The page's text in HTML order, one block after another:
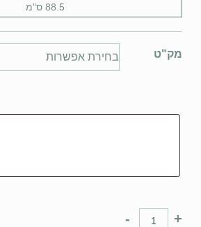
88.5 ס"מ
מק"ט
+
-